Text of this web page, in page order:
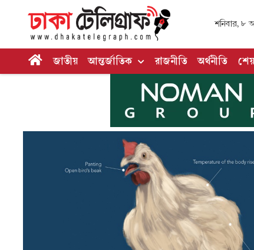
শনিবার, ৮
জাতীয় আন্তর্জাতিক রাজনীতি অর্থনীতি